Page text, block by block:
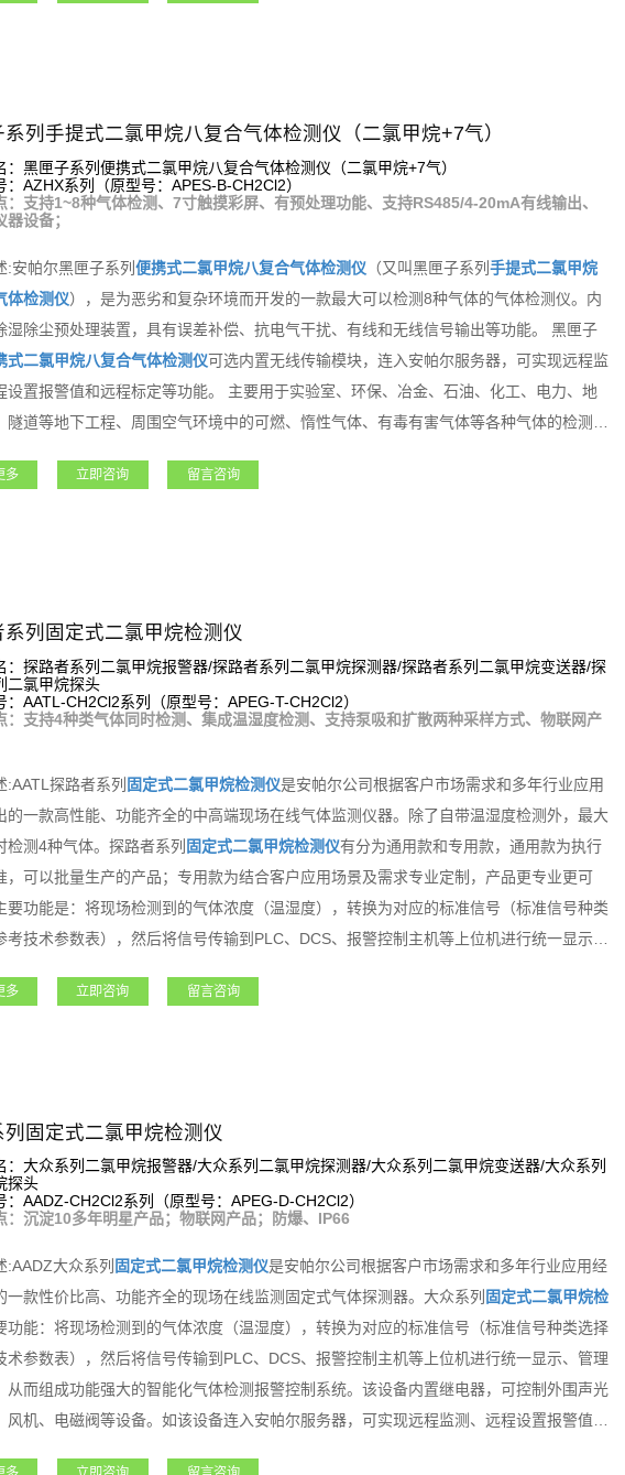
系列手提式二氯甲烷八复合气体检测仪（二氯甲烷+7气）
：黑匣子系列便携式二氯甲烷八复合气体检测仪（二氯甲烷+7气）
：AZHX系列（原型号：APES-B-CH2Cl2）
：支持1~8种气体检测、7寸触摸彩屏、有预处理功能、支持RS485/4-20mA有线输出、
器设备；
:安帕尔黑匣子系列 便携式二氯甲烷八复合气体检测仪 （又叫黑匣子系列 手提式二氯甲烷
体检测仪），是为恶劣和复杂环境而开发的一款最大可以检测8种气体的气体检测仪。内
湿除尘预处理装置，具有误差补偿、抗电气干扰、有线和无线信号输出等功能。 黑匣子
式二氯甲烷八复合气体检测仪可选内置无线传输模块，连入安帕尔服务器，可实现远程监
设置报警值和远程标定等功能。 主要用于实验室、环保、冶金、石油、化工、电力、地
隧道等地下工程、周围空气环境中的可燃、惰性气体、有毒有害气体等各种气体的检测。
多 立即咨询 留言咨询
系列固定式二氯甲烷检测仪
：探路者系列二氯甲烷报警器/探路者系列二氯甲烷探测器/探路者系列二氯甲烷变送器/探
二氯甲烷探头
：AATL-CH2Cl2系列（原型号：APEG-T-CH2Cl2）
：支持4种类气体同时检测、集成温湿度检测、支持泵吸和扩散两种采样方式、物联网产
:AATL探路者系列 固定式二氯甲烷检测仪是安帕尔公司根据客户市场需求和多年行业应用
的一款高性能、功能齐全的中高端现场在线气体监测仪器。除了自带温湿度检测外，最大
检测4种气体。探路者系列 固定式二氯甲烷检测仪有分为通用款和专用款，通用款为执行
，可以批量生产的产品；专用款为结合客户应用场景及需求专业定制，产品更专业更可
要功能是：将现场检测到的气体浓度（温湿度），转换为对应的标准信号（标准信号种类
考技术参数表），然后将信号传输到PLC、DCS、报警控制主机等上位机进行统一显示管
器，可控制外围声光报警器、风机、电磁阀等设备。支持选配定位、震动检测等多种功
多 立即咨询 留言咨询
列固定式二氯甲烷检测仪
：大众系列二氯甲烷报警器/大众系列二氯甲烷探测器/大众系列二氯甲烷变送器/大众系列
探头
：AADZ-CH2Cl2系列（原型号：APEG-D-CH2Cl2）
：沉淀10多年明星产品；物联网产品；防爆、IP66
:AADZ大众系列 固定式二氯甲烷检测仪是安帕尔公司根据客户市场需求和多年行业应用经
一款性价比高、功能齐全的现场在线监测固定式气体探测器。大众系列 固定式二氯甲烷检
功能：将现场检测到的气体浓度（温湿度），转换为对应的标准信号（标准信号种类选择
术参数表），然后将信号传输到PLC、DCS、报警控制主机等上位机进行统一显示、管理
从而组成功能强大的智能化气体检测报警控制系统。该设备内置继电器，可控制外围声光
风机、电磁阀等设备。如该设备连入安帕尔服务器，可实现远程监测、远程设置报警值和